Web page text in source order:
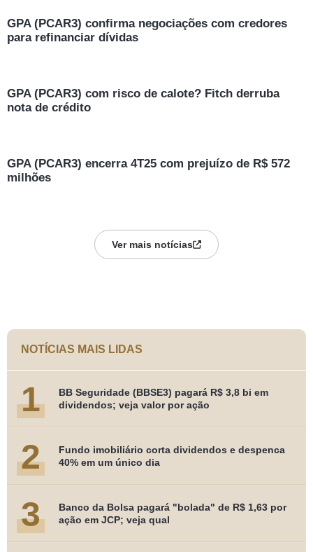
GPA (PCAR3) confirma negociações com credores
para refinanciar dívidas
GPA (PCAR3) com risco de calote? Fitch derruba
nota de crédito
GPA (PCAR3) encerra 4T25 com prejuízo de R$ 572
milhões
Ver mais notícias
NOTÍCIAS MAIS LIDAS
1
BB Seguridade (BBSE3) pagará R$ 3,8 bi em
dividendos; veja valor por ação
2
Fundo imobiliário corta dividendos e despenca
40% em um único dia
3
Banco da Bolsa pagará "bolada" de R$ 1,63 por
ação em JCP; veja qual